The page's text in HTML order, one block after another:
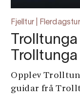
Fjelltur |
Opplev
guidar frå